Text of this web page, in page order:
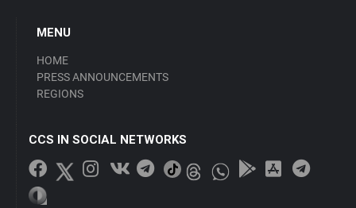
MENU
HOME
PRESS ANNOUNCEMENTS
REGIONS
CCS IN SOCIAL NETWORKS